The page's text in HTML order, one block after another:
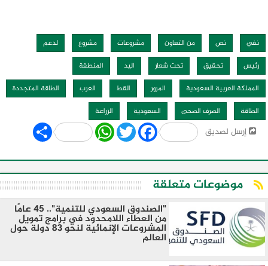
نفي نص من التعاون مشروعات مشروع
لدعم
رئيس
تحقيق تحت شعار اليد
المنطقة
المملكة العربية السعودية
المرور القط العرب
الطاقة المتجددة
الطاقة
الصرف الصحى السعودية الزراعة
إرسل لصديق Share WhatsApp
Twitter Facebook
موضوعات متعلقة
"الصندوق السعودي للتنمية".. 45 عامًا
من العطاء اللامحدود في برامج تمويل
المشروعات الإنمائية لنحو 83 دولة حول
العالم